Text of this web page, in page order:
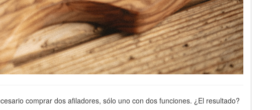
comprar dos afiladores, sólo uno con dos funciones. ¿El resultado?